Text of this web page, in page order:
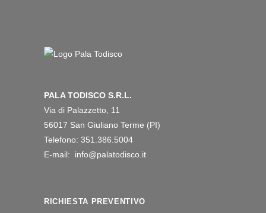
PALA TODISCO S.R.L.
Via di Palazzetto, 11
56017 San Giuliano Terme (PI)
Telefono: 351.386.5004
E-mail: info@palatodisco.it
RICHIESTA PREVENTIVO